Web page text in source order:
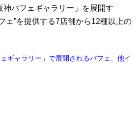
神パフェギャラリー」を展開す
ェ”を提供する7店舗から12種以上の
ギャラリー」で展開されるパフェ、他イ